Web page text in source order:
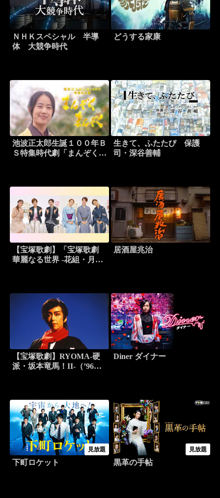
ＮＨＫスペシャル 半導
体 大競争時代
どうする家康
池波正太郎生誕１００年Ｂ
Ｓ特集時代劇「まんぞくま
生きて、ふたたび 保護
司・深谷善輔
【宝塚歌劇】「宝塚歌劇
華麗なる世界 -花組・月組
居酒屋兆治
【宝塚歌劇】RYOMA-硬
派・坂本竜馬！II-（’96年
Diner ダイナー
見放題
下町ロケット
見放題
黒革の手帖